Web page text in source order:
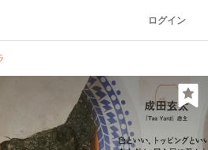
ログイン